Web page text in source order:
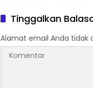
Pangkat Luar Biasa
Anumerta
Tinggalkan
Alamat email Anda tidak